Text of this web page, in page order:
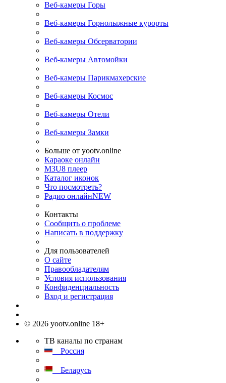
Веб-камеры Горы
Веб-камеры Горнолыжные курорты
Веб-камеры Обсерватории
Веб-камеры Автомойки
Веб-камеры Парикмахерские
Веб-камеры Космос
Веб-камеры Отели
Веб-камеры Замки
Больше от yootv.online
Караоке онлайн
M3U8 плеер
Каталог иконок
Что посмотреть?
Радио онлайнNEW
Контакты
Сообщить о проблеме
Написать в поддержку
Для пользователей
О сайте
Правообладателям
Условия использования
Конфиденциальность
Вход и регистрация
© 2026 yootv.online 18+
ТВ каналы по странам
Россия
Беларусь